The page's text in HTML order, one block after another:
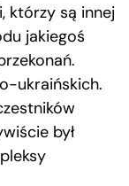
którzy są innej
jakiegoś
ukraińskich.
był